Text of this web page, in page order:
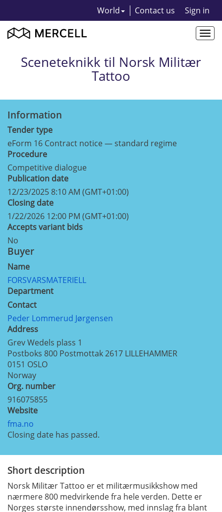
World Contact us Sign in
Sceneteknikk til Norsk Militær
Tattoo
Information
Tender type
eForm 16 Contract notice — standard regime
Procedure
Competitive dialogue
Publication date
12/23/2025 8:10 AM (GMT+01:00)
Closing date
1/22/2026 12:00 PM (GMT+01:00)
Accepts variant bids
No
Buyer
Name
FORSVARSMATERIELL
Department
Contact
Peder Lommerud Jørgensen
Address
Grev Wedels plass 1
Postboks 800 Postmottak 2617 LILLEHAMMER
0151 OSLO
Norway
Org. number
916075855
Website
fma.no
Closing date has passed.
Short description
Norsk Militær Tattoo er et militærmusikkshow med
nærmere 800 medvirkende fra hele verden. Dette er
Norges største innendørsshow, med innslag fra blant